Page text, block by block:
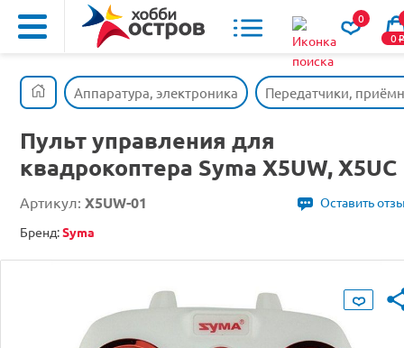
0
0o
Аппаратура, электроника Передатчики,
Пульт управления для
квадрокоптера Syma X5UW, X5UC
Артикул: X5UW-01
Оставить
Бренд:Syma